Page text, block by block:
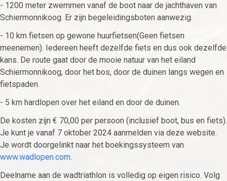
- 1200 meter zwemmen vanaf de boot naar de jachthaven van
Schiermonnikoog. Er zijn begeleidingsboten aanwezig.
- 10 km fietsen op gewone huurfietsen(Geen fietsen
meenemen). Iedereen heeft dezelfde fiets en dus ook dezelfde
kans. De route gaat door de mooie natuur van het eiland
Schiermonnikoog, door het bos, door de duinen langs wegen en
fietspaden.
- 5 km hardlopen over het eiland en door de duinen.
De kosten zijn € 70,00 per persoon (inclusief boot, bus en fiets).
Je kunt je vanaf 7 oktober 2024 aanmelden via deze website.
Je wordt doorgelinkt naar het boekingssysteem van
www.wadlopen.com.
Deelname aan de wadtriathlon is volledig op eigen risico. Volg